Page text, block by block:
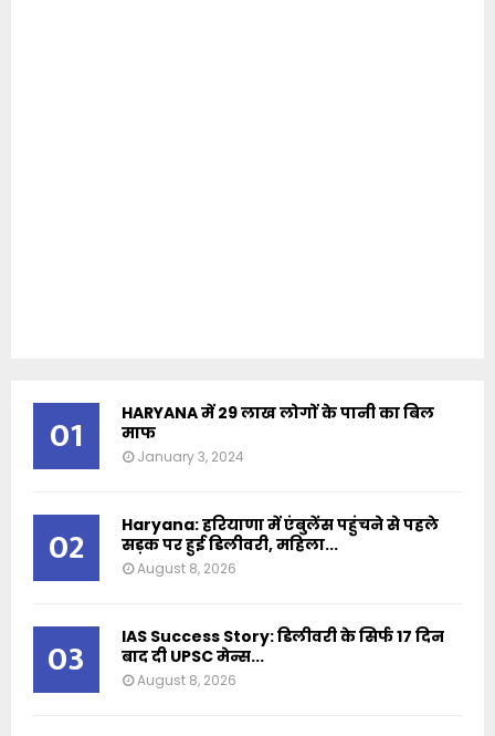
01
HARYANA में 29 लाख लोगों के पानी का बिल
माफ
January 3, 2024
02
Haryana: हरियाणा में एंबुलेंस पहुंचने से पहले
सड़क पर हुई डिलीवरी, महिला...
August 8, 2026
03
IAS Success Story: डिलीवरी के सिर्फ 17 दिन
बाद दी UPSC मेन्स...
August 8, 2026